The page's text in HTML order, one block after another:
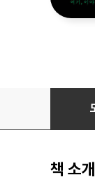
자정 너
책 소개